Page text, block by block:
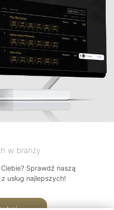
w branży
Sprawdź naszą
usług najlepszych!